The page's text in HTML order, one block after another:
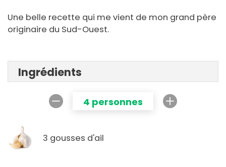
Une belle recette qui me vient de mon grand père
originaire du Sud-Ouest.
Ingrédients
4 personnes
3 gousses d'ail